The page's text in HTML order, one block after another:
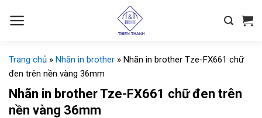
đến
Trang chủ » Nhãn in brother » Nhãn in brother Tze-FX661 chữ
đen trên nền vàng 36mm
Nhãn in brother Tze-FX661 chữ đen trên
nền vàng 36mm